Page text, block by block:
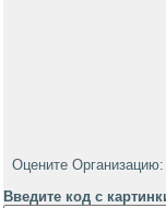
Оцените Организацию:
Введите код с